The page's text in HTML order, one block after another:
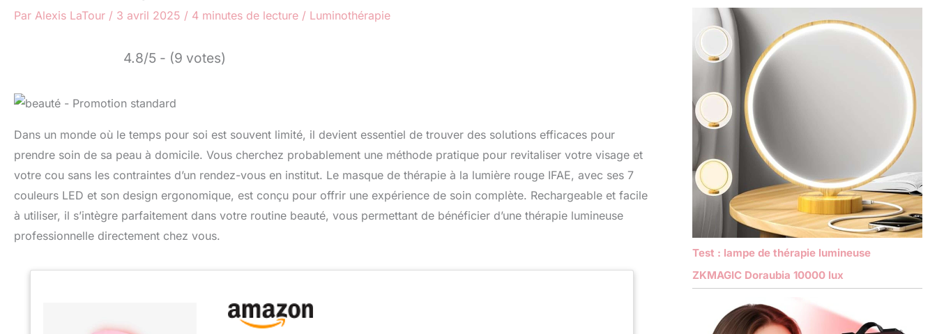
Par Alexis LaTour / 3 avril 2025 / 4 minutes de lecture / Luminothérapie
4.8/5 - (9 votes)
Dans un monde où le temps pour soi est souvent limité, il devient essentiel de trouver des solutions efficaces pour
prendre soin de sa peau à domicile. Vous cherchez probablement une méthode pratique pour revitaliser votre visage et
votre cou sans les contraintes d’un rendez-vous en institut. Le masque de thérapie à la lumière rouge IFAE, avec ses 7
couleurs LED et son design ergonomique, est conçu pour offrir une expérience de soin complète. Rechargeable et facile
à utiliser, il s’intègre parfaitement dans votre routine beauté, vous permettant de bénéficier d’une thérapie lumineuse
professionnelle directement chez vous.
Test : lampe de thérapie lumineuse
ZKMAGIC Doraubia 10000 lux